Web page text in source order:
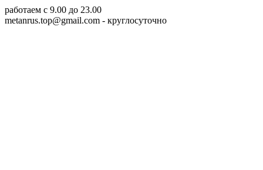
работаем c 9.00 до 23.00
metanrus.top@gmail.com - круглосуточно